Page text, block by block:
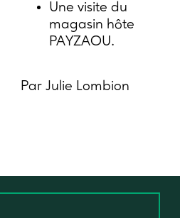
Une visite du
magasin hôte
PAYZAOU.
Par Julie Lombion